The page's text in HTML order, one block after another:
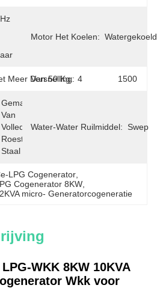
Motor Het Koelen: Watergekoeld
Meer Dan 50 Kg: 4
Versnelling: 1500
Gemaakt
Van
Volledig
Roestvrij
Staal
Water-Water Ruilmiddel: Swep
LPG Cogenerator
Cogenerator 8KW
micro- Generatorcogeneratie
WKK 8KW 10KVA
Wkk voor